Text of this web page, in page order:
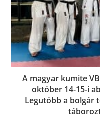
A magyar kumite
október 14-15-i
Legutóbb a bolgár